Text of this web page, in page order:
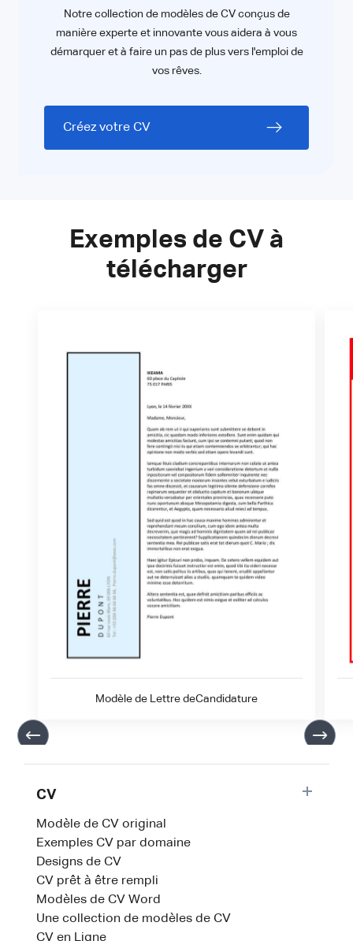
Notre collection de modèles de CV conçus de
manière experte et innovante vous aidera à vous
démarquer et à faire un pas de plus vers l'emploi de
vos rêves.
Créez votre CV
Exemples de CV à
télécharger
Modèle de Lettre deCandidature
CV
Modèle de CV original
Exemples CV par domaine
Designs de CV
CV prêt à être rempli
Modèles de CV Word
Une collection de modèles de CV
CV en Ligne